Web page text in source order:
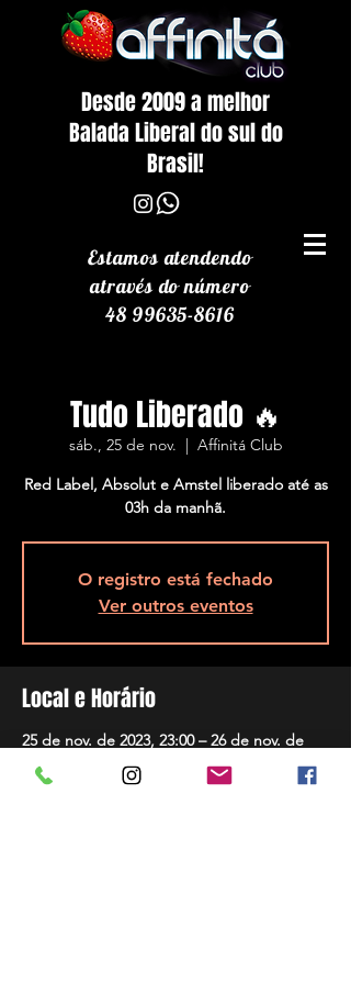
Desde 2009 a melhor
Balada Liberal do sul do
Brasil!
Estamos atendendo
atravésdo número
48 99635-8616
Tudo Liberado 🔥
sáb., 25 de nov.
  |
Affinitá Club
Red Label, Absolut e Amstel liberado até as
O registro está fechado
Ver outros eventos
Local e Horário
25 de nov. de 2023, 23:00 – 26 de nov. de
2023, 05:00
Affinitá Club, R. Assis Brasil, 5848 - Ponta de